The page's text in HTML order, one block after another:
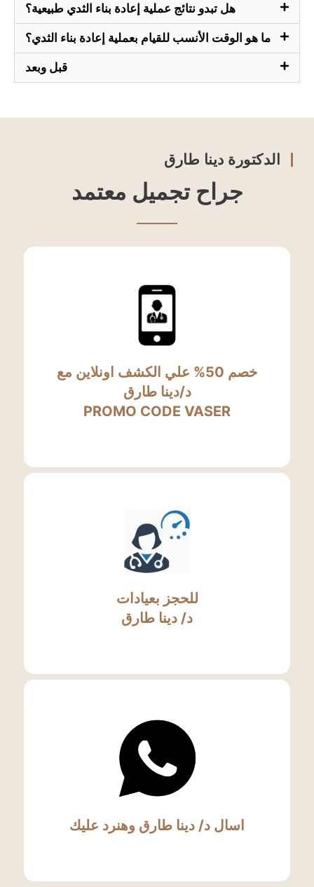
هل تبدو نتائج عملية إعادة بناء الثدي طبيعية؟
ما هو الوقت الأنسب للقيام بعملية إعادة بناء الثدي؟
قبل وبعد
الدكتورة دينا طارق
جراح تجميل معتمد
خصم 50% علي الكشف اونلاين مع
د/دينا طارق
PROMO CODE VASER
للحجز بعيادات
د/ دينا طارق
اسال د/ دينا طارق وهنرد عليك